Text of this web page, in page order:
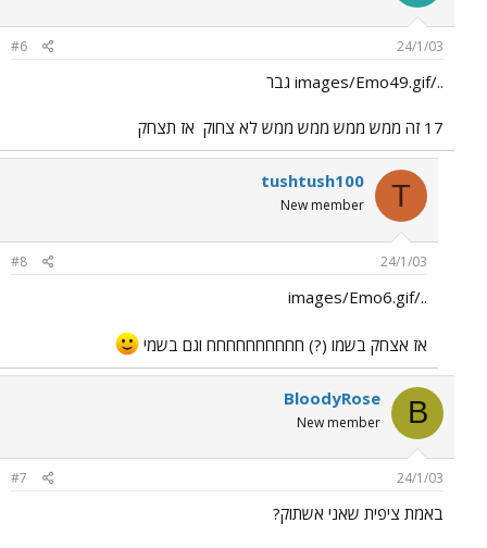
24/1/03
#6
../images/Emo49.gif גבר
17 זה ממש ממש ממש ממש לא צחוק אז תצחק
T
tushtush100
New member
24/1/03
#8
../images/Emo6.gif
אז אצחק בשמו (?) חחחחחחחחחח וגם בשמי
B
BloodyRose
New member
24/1/03
#7
באמת ציפית שאני אשתוק?